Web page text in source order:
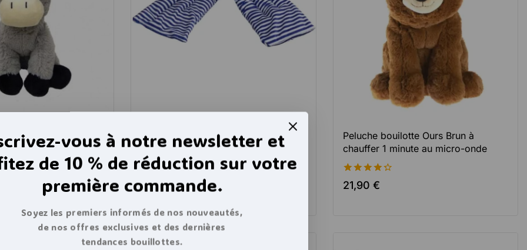
joli âne gris grains
à chauffer au
Bandeau chauffant au micro-onde
Rayé bleu 60cm
4.49
de 5
28,94€
Peluche bouilotte Ours Brun à
chauffer 1 minute au micro-onde
4.37
de 5
21,90 €
vous à notre newsletter et
de 10 % de réduction sur votre
première commande.
Soyez les premiers informés de nos nouveautés,
de nos offres exclusives et des dernières
tendances bouillottes.